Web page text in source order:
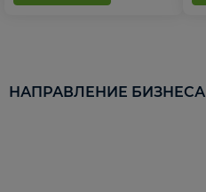
НАПРАВЛЕНИЕ БИЗНЕСА